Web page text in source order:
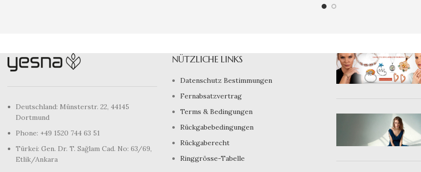
Deutschland: Münsterstr. 22, 44145
Dortmund
Phone: +49 1520 744 63 51
Türkei: Gen. Dr. T. Sağlam Cad. No: 63/69,
Etlik/Ankara
NÜTZLICHE LINKS
Datenschutz Bestimmungen
Fernabsatzvertrag
Terms & Bedingungen
Rückgabebedingungen
Rückgaberecht
Ringgrösse-Tabelle